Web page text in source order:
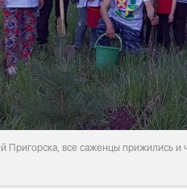
Пригорска, все саженцы прижились и